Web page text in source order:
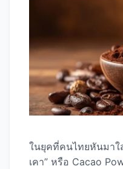
Latte นอกจากรสชา
ในยุคที่คนไทยหันมาใ
เคา” หรือ Cacao